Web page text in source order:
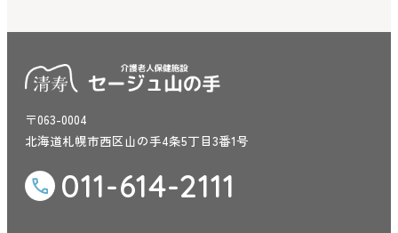
〒063-0004
北海道札幌市西区山の手4条5丁目3番1号
011-614-2111